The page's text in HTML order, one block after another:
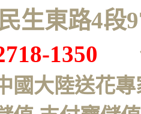
民生東路4
1350
國大陸送花